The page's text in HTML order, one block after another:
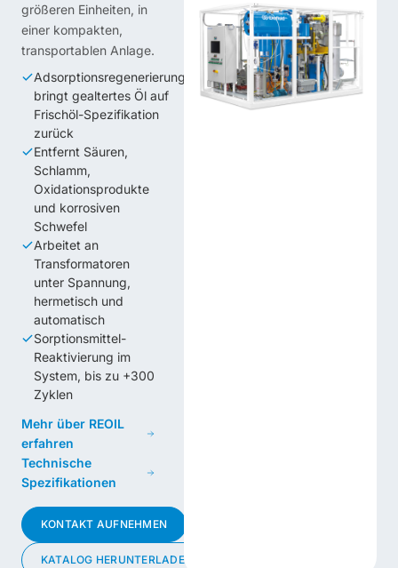
größeren Einheiten, in
einer kompakten,
transportablen Anlage.
Adsorptionsregenerierung
bringt gealtertes Öl auf
Frischöl-Spezifikation
zurück
Entfernt Säuren,
Schlamm,
Oxidationsprodukte
und korrosiven
Schwefel
Arbeitet an
Transformatoren
unter Spannung,
hermetisch und
automatisch
Sorptionsmittel-
Reaktivierung im
System, bis zu +300
Zyklen
Mehr über REOIL
erfahren
Technische
Spezifikationen
KONTAKT AUFNEHMEN
KATALOG HERUNTERLADEN